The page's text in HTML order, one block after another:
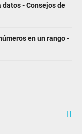
- Consejos de
en un rango -